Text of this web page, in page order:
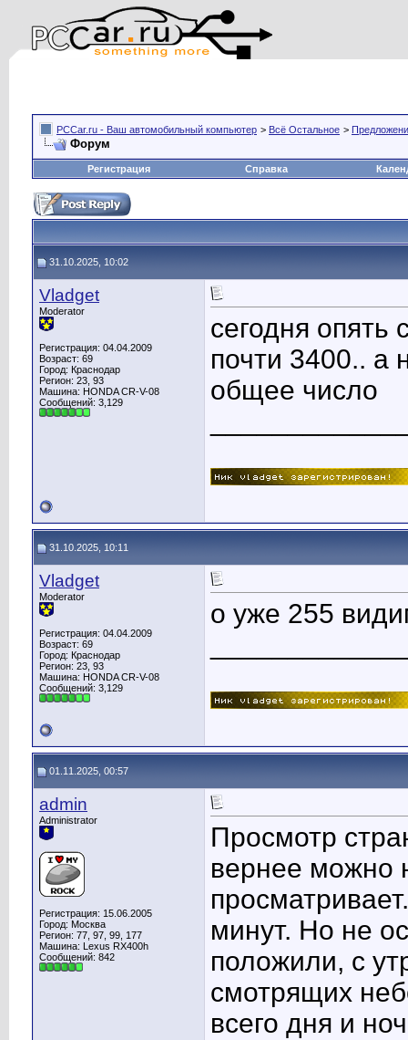
PCCar.ru - Ваш автомобильный компьютер > Всё Остальное >
Форум
Регистрация Справка
31.10.2025, 10:02
Vladget
Moderator
Регистрация: 04.04.2009
Возраст: 69
Город: Краснодар
Регион: 23, 93
Машина: HONDA CR-V-08
Сообщений: 3,129
сегодня опять
почти 3400.. а
общее число
31.10.2025, 10:11
Vladget
Moderator
Регистрация: 04.04.2009
Возраст: 69
Город: Краснодар
Регион: 23, 93
Машина: HONDA CR-V-08
Сообщений: 3,129
о уже 255
01.11.2025, 00:57
admin
Administrator
Регистрация: 15.06.2005
Город: Москва
Регион: 77, 97, 99, 177
Машина: Lexus RX400h
Сообщений: 842
Просмотр
вернее можно
минут. Но не
положили, с
смотрящих
всего дня и